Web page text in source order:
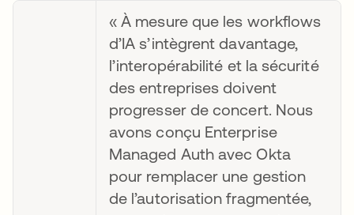
« À mesure que les workflows
d’IA s’intègrent davantage,
l’interopérabilité et la sécurité
des entreprises doivent
progresser de concert. Nous
avons conçu Enterprise
Managed Auth avec Okta
pour remplacer une gestion
de l’autorisation fragmentée,